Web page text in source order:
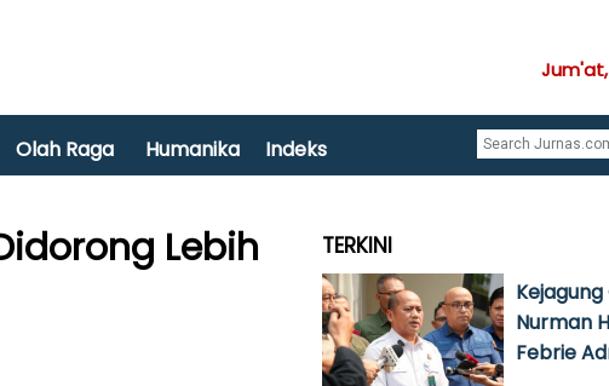
Olah Raga Humanika Indeks
Lebih
TERKINI
Nurman
Febrie